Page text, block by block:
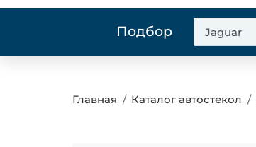
Подбор
Главная Каталог автостекол